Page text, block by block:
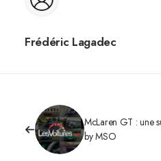
Frédéric Lagadec
McLaren GT : une
by MSO